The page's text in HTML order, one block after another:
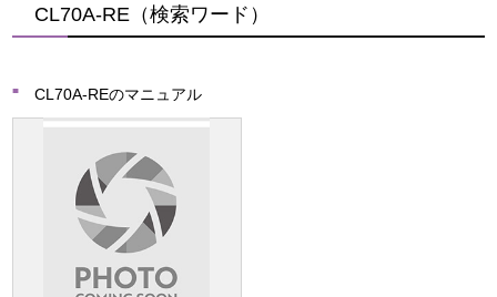
CL70A-RE（検索ワード）
CL70A-REのマニュアル